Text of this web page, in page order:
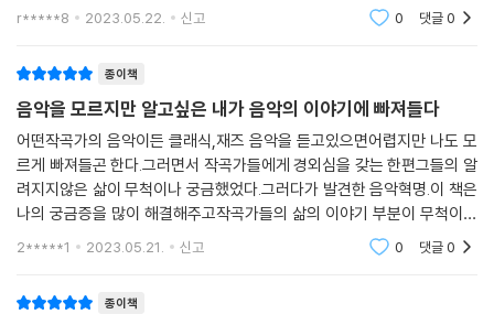
어 책을 받았다
r*****8 2023.05.22. 신고 0 댓글0
종이책
음악을 모르지만 알고싶은 내가 음악의 이야기에 빠져들다
어떤작곡가의 음악이든 클래식,재즈 음악을 듣고있으면어렵지만 나도 모
르게 빠져들곤 한다.그러면서 작곡가들에게 경외심을 갖는 한편그들의 알
려지지않은 삶이 무척이나 궁금했었다.그러다가 발견한 음악혁명.이 책은
나의 궁금증을 많이 해결해주고작곡가들의 삶의 이야기 부분이 무척이나
흥미로웠다.내가 제일 좋아하는 미술가 칸딘스키와 쇤베르크의 일화나,파
2*****1 2023.05.21. 신고 0 댓글0
종이책